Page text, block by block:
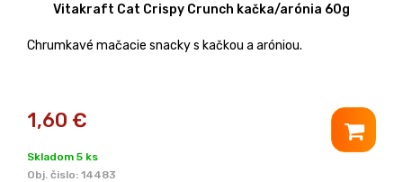
Vitakraft Cat Crispy Crunch kačka/arónia 60g
Chrumkavé mačacie snacky s kačkou a aróniou.
1,60 €
Skladom 5 ks
Obj. čislo: 14483